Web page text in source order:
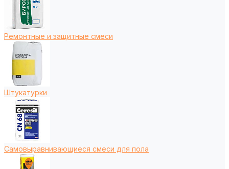
Ремонтные и защитные смеси
Штукатурки
Самовыравнивающиеся смеси для пола